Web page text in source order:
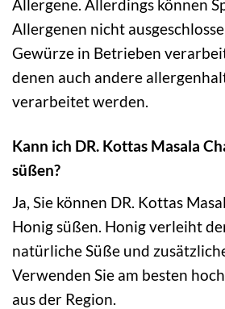
Allergene. Allerdings können
Allergenen nicht
Gewürze in Betrieben
denen auch andere
verarbeitet werden.
Kann ich DR. Kottas Masala
süßen?
Ja, Sie können DR. Kottas
Honig süßen. Honig verleiht
natürliche Süße und
Verwenden Sie am besten
aus der Region.